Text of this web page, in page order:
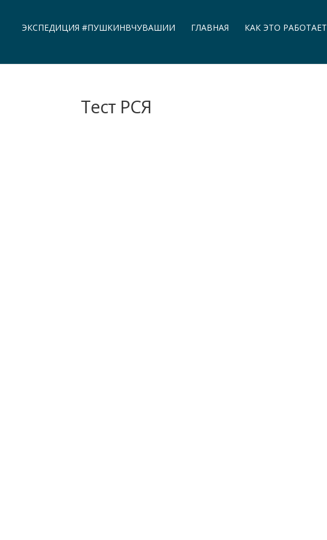
ЭКСПЕДИЦИЯ #ПУШКИНВЧУВАШИИ ГЛАВНАЯ КАК ЭТО РАБОТАЕТ
Тест РСЯ